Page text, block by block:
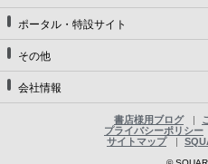
ポータル・特設サイト
その他
会社情報
書店様用ブログ
プライバシーポリシー
サイトマップ